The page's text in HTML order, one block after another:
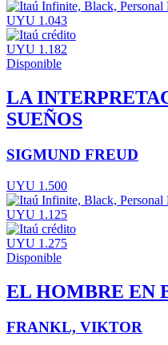
UYU 1.043
UYU 1.182
Disponible
LA
SUEÑOS
SIGMUND FREUD
UYU 1.500
UYU 1.125
UYU 1.275
Disponible
EL HOMBRE EN
FRANKL, VIKTOR